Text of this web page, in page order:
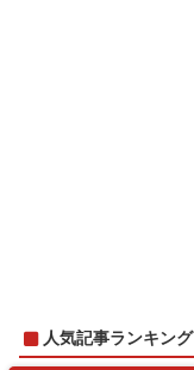
人気記事ランキング